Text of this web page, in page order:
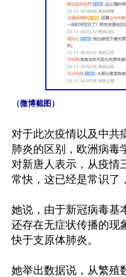
（微博截图）
对于此次疫情以及中共
肺炎的区别，欧洲病毒
对新唐人表示，从疫情
常快，这已经是常识了
她说，由于新冠病毒基
还存在无症状传播的现
快于支原体肺炎。
她举出数据说，从繁殖